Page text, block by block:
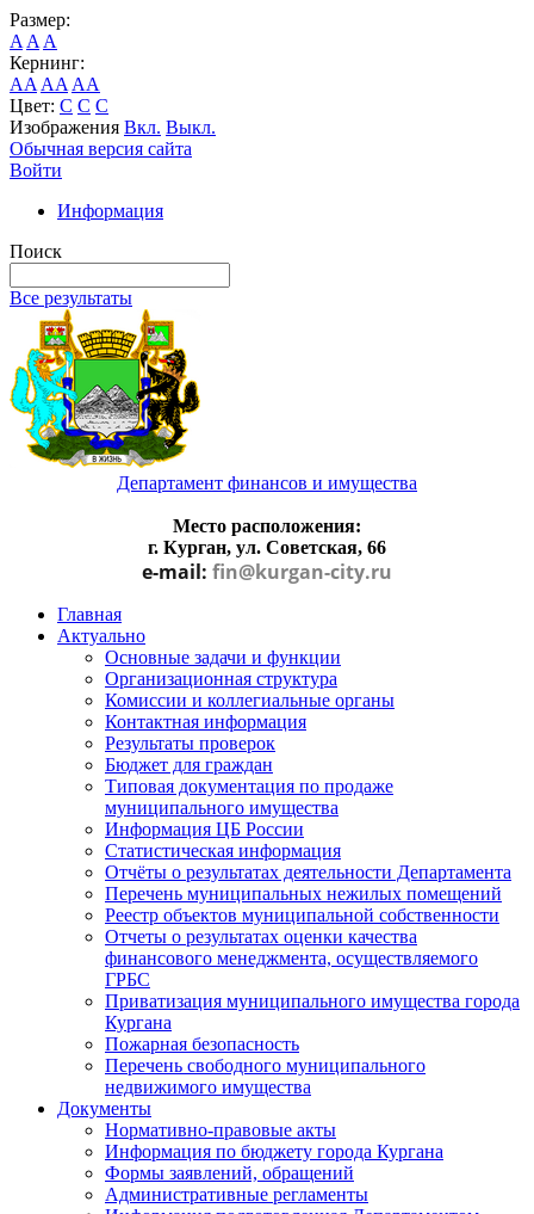
Размер:
A A A
Кернинг:
AA AA AA
Цвет: C C C
Изображения Вкл. Выкл.
Обычная версия сайта
Войти
Информация
Поиск
Все результаты
Департамент финансов и имущества
Место расположения:
г. Курган, ул. Советская, 66
e-mail: fin@kurgan-city.ru
Главная
Актуально
Основные задачи и функции
Организационная структура
Комиссии и коллегиальные органы
Контактная информация
Результаты проверок
Бюджет для граждан
Типовая документация по продаже
муниципального имущества
Информация ЦБ России
Статистическая информация
Отчёты о результатах деятельности Департамента
Перечень муниципальных нежилых помещений
Реестр объектов муниципальной собственности
Отчеты о результатах оценки качества
финансового менеджмента, осуществляемого
ГРБС
Приватизация муниципального имущества города
Кургана
Пожарная безопасность
Перечень свободного муниципального
недвижимого имущества
Документы
Нормативно-правовые акты
Информация по бюджету города Кургана
Формы заявлений, обращений
Административные регламенты